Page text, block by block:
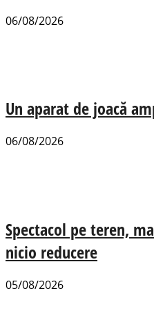
06/08/2026
Un aparat de joacă
06/08/2026
Spectacol pe teren,
nicio reducere
05/08/2026